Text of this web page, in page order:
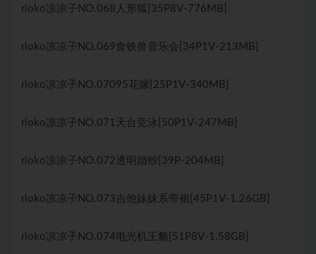
rioko凉凉子NO.068人形狐[35P8V-776MB]
rioko凉凉子NO.069食铁兽音乐会[34P1V-213MB]
rioko凉凉子NO.07095花嫁[25P1V-340MB]
rioko凉凉子NO.071天台竞泳[50P1V-247MB]
rioko凉凉子NO.072透明婚纱[39P-204MB]
rioko凉凉子NO.073吉他妹妹系带裙[45P1V-1.26GB]
rioko凉凉子NO.074电光机王貉[51P8V-1.58GB]